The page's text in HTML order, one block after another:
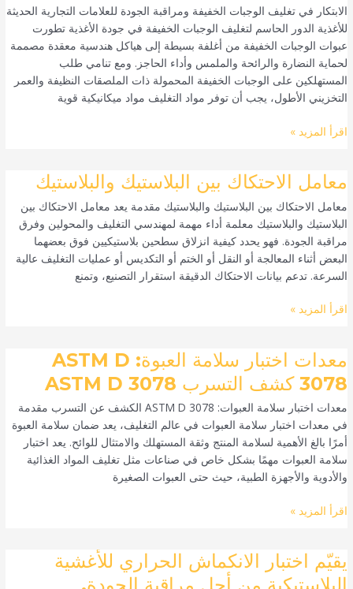
الابتكار في تغليف الوجبات الخفيفة ومراقبة الجودة للعلامات التجارية الحديثة
للأغذية الدور الحاسم لتغليف الوجبات الخفيفة في جودة الأغذية تطورت
عبوات الوجبات الخفيفة من أغلفة بسيطة إلى هياكل هندسية معقدة مصممة
لحماية النضارة والرائحة والملمس وأداء الحاجز. ومع تنامي طلب
المستهلكين على الوجبات الخفيفة المحمولة ذات الملصقات النظيفة والعمر
التخزيني الأطول، يجب أن توفر مواد التغليف مواد ميكانيكية قوية
الوجبات
الخفيفة
ومراقبة
الجودة
للعلامات
التجارية
الحديثة
اقرأ المزيد »
معامل الاحتكاك بين البلاستيك والبلاستيك
معامل الاحتكاك بين البلاستيك والبلاستيك مقدمة يعد معامل الاحتكاك بين
البلاستيك والبلاستيك معلمة أداء مهمة لمهندسي التغليف والمحولين وفرق
مراقبة الجودة. فهو يحدد كيفية انزلاق سطحين بلاستيكيين فوق بعضهما
البعض أثناء المعالجة أو النقل أو الختم أو التكديس أو عمليات التغليف عالية
السرعة. تدعم بيانات الاحتكاك الدقيقة استقرار التصنيع، وتمنع
معامل
بين
البلاستيك
والبلاستيك
اقرأ المزيد »
معدات اختبار سلامة العبوة: ASTM D
3078 كشف التسرب ASTM D 3078
معدات اختبار سلامة العبوات: ASTM D 3078 الكشف عن التسرب مقدمة
في معدات اختبار سلامة العبوات في عالم التغليف، يعد ضمان سلامة العبوة
أمرًا بالغ الأهمية لسلامة المنتج وثقة المستهلك والامتثال للوائح. يعد اختبار
سلامة العبوات مهمًا بشكل خاص في صناعات مثل تغليف المواد الغذائية
والأدوية والأجهزة الطبية، حيث حتى العبوات الصغيرة
معدات
سلامة
العبوة:
ASTM
D
3078
كشف
ASTM
اقرأ المزيد »
يقيّم اختبار الانكماش الحراري للأغشية
يقيّم
اختبار